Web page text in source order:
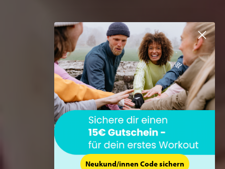
Neukund/innen Code sichern